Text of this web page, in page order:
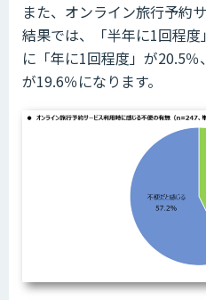
また、オンライン旅行予約
結果では、「半年に1回程
に「年に1回程度」が20.5％
が19.6％になります。